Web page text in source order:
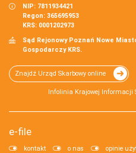
NIP: 7811934421
Regon: 365695953
KRS: 0001202973
Sąd Rejonowy Poznań Nowe
Gospodarczy KRS.
Znajdź Urząd Skarbowy online
Infolinia Krajowej Informacji
e-file
kontakt o nas opinie